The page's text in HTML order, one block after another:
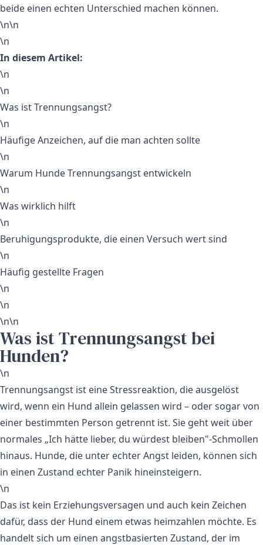
beide einen echten Unterschied machen können.
\n\n
\n
In diesem Artikel:
\n
\n
Was ist Trennungsangst?
\n
Häufige Anzeichen, auf die man achten sollte
\n
Warum Hunde Trennungsangst entwickeln
\n
Was wirklich hilft
\n
Beruhigungsprodukte, die einen Versuch wert sind
\n
Häufig gestellte Fragen
\n
\n
\n\n
Was ist Trennungsangst bei
Hunden?
\n
Trennungsangst ist eine Stressreaktion, die ausgelöst
wird, wenn ein Hund allein gelassen wird – oder sogar von
einer bestimmten Person getrennt ist. Sie geht weit über
normales „Ich hätte lieber, du würdest bleiben"-Schmollen
hinaus. Hunde, die unter echter Angst leiden, können sich
in einen Zustand echter Panik hineinsteigern.
\n
Das ist kein Erziehungsversagen und auch kein Zeichen
dafür, dass der Hund einem etwas heimzahlen möchte. Es
handelt sich um einen angstbasierten Zustand, der im